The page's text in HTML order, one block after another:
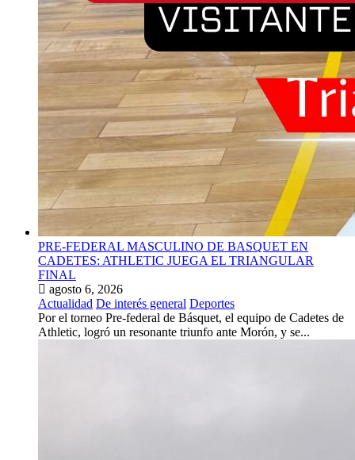
PRE-FEDERAL MASCULINO DE BASQUET EN
CADETES: ATHLETIC JUEGA EL TRIANGULAR
FINAL
agosto 6, 2026
Actualidad De interés general Deportes
Por el torneo Pre-federal de Básquet, el equipo de Cadetes de
Athletic, logró un resonante triunfo ante Morón, y se...